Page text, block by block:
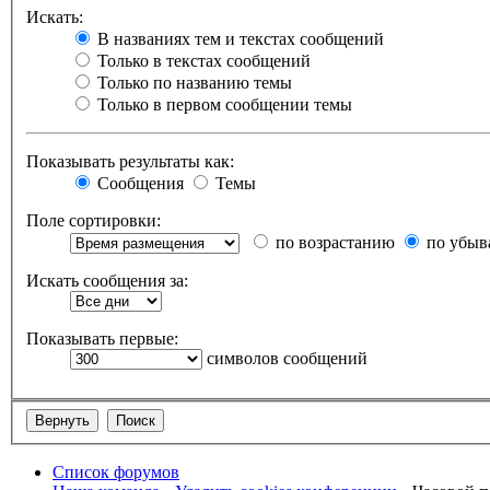
Искать:
В названиях тем и текстах сообщений
Только в текстах сообщений
Только по названию темы
Только в первом сообщении темы
Показывать результаты как:
Сообщения
Темы
Поле сортировки:
по возрастанию
по
Искать сообщения за:
Показывать первые:
символов сообщений
Список форумов